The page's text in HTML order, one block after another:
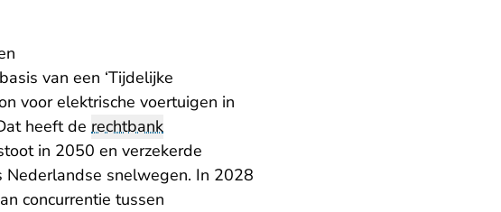
van een ‘Tijdelijke
voor elektrische voertuigen in
heeft de rechtbank
in 2050 en verzekerde
snelwegen. In 2028
concurrentie tussen